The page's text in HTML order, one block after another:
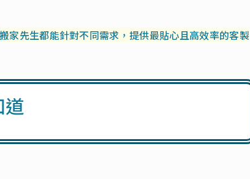
搬家先生都能針對不同需求，提供最貼心且高效率的客製